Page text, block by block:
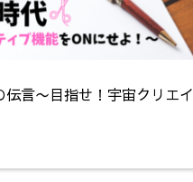
伝言〜目指せ！宇宙クリエイ